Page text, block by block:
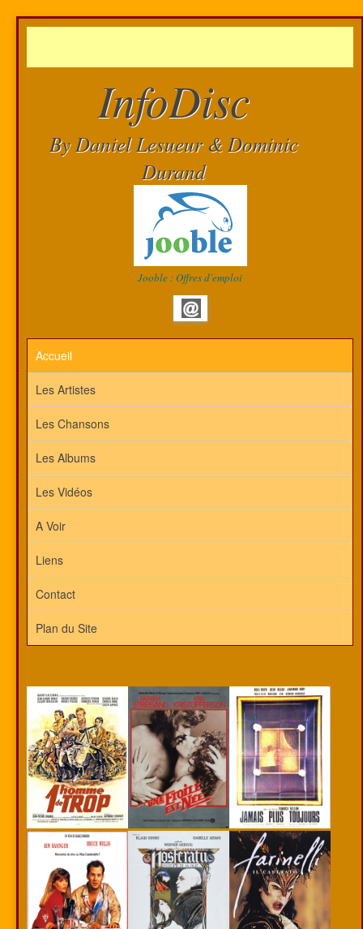
InfoDisc
By Daniel Lesueur & Dominic
Durand
Jooble : Offres d'emploi
Accueil
Les Artistes
Les Chansons
Les Albums
Les Vidéos
A Voir
Liens
Contact
Plan du Site